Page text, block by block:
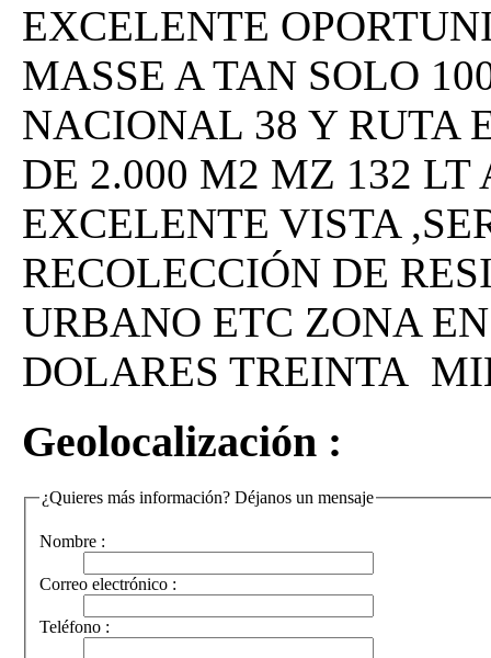
EXCELENTE
MASSE A TAN SOLO
NACIONAL 38 Y RUTA
DE 2.000 M2 MZ 132 LT
EXCELENTE VISTA
RECOLECCIÓN DE
URBANO ETC ZONA
DOLARES TREINTA
Geolocalización :
¿Quieres más información? Déjanos un mensaje
Nombre :
Correo electrónico :
Teléfono :